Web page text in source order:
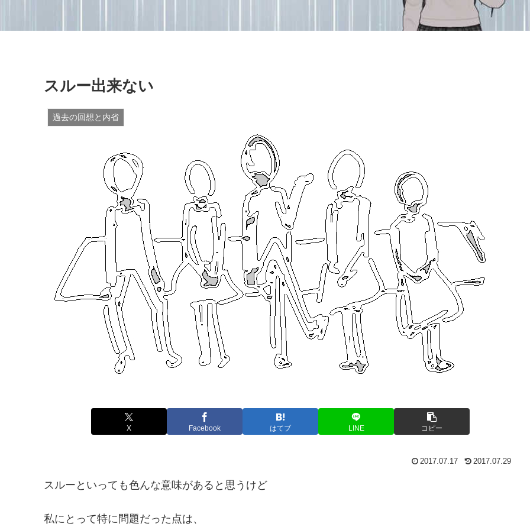
スルー出来ない
過去の回想と内省
X Facebook はてブ LINE コピー
2017.07.17 2017.07.29
スルーといっても色んな意味があると思うけど
私にとって特に問題だった点は、